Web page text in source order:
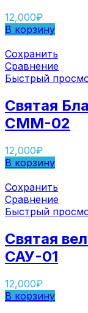
12,000₽
В корзину
Сохранить
Сравнение
Быстрый
Святая
СММ-02
12,000₽
В корзину
Сохранить
Сравнение
Быстрый
Святая
САУ-01
12,000₽
В корзину